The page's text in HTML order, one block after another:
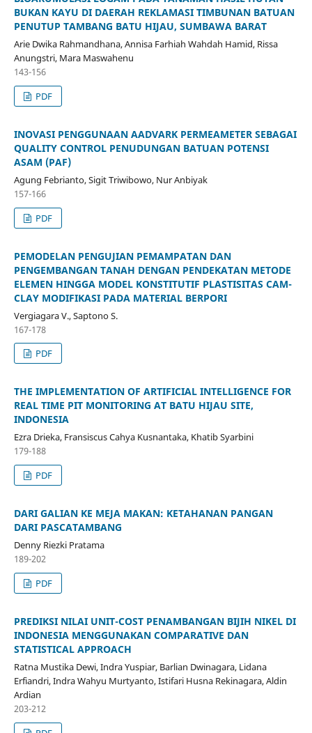
BUKAN KAYU DI DAERAH REKLAMASI TIMBUNAN BATUAN
PENUTUP TAMBANG BATU HIJAU, SUMBAWA BARAT
Arie Dwika Rahmandhana, Annisa Farhiah Wahdah Hamid, Rissa
Anungstri, Mara Maswahenu
143-156
PDF
INOVASI PENGGUNAAN AADVARK PERMEAMETER SEBAGAI
QUALITY CONTROL PENUDUNGAN BATUAN POTENSI
ASAM (PAF)
Agung Febrianto, Sigit Triwibowo, Nur Anbiyak
157-166
PDF
PEMODELAN PENGUJIAN PEMAMPATAN DAN
PENGEMBANGAN TANAH DENGAN PENDEKATAN METODE
ELEMEN HINGGA MODEL KONSTITUTIF PLASTISITAS CAM-
CLAY MODIFIKASI PADA MATERIAL BERPORI
Vergiagara V., Saptono S.
167-178
PDF
THE IMPLEMENTATION OF ARTIFICIAL INTELLIGENCE FOR
REAL TIME PIT MONITORING AT BATU HIJAU SITE,
INDONESIA
Ezra Drieka, Fransiscus Cahya Kusnantaka, Khatib Syarbini
179-188
PDF
DARI GALIAN KE MEJA MAKAN: KETAHANAN PANGAN
DARI PASCATAMBANG
Denny Riezki Pratama
189-202
PDF
PREDIKSI NILAI UNIT-COST PENAMBANGAN BIJIH NIKEL DI
INDONESIA MENGGUNAKAN COMPARATIVE DAN
STATISTICAL APPROACH
Ratna Mustika Dewi, Indra Yuspiar, Barlian Dwinagara, Lidana
Erfiandri, Indra Wahyu Murtyanto, Istifari Husna Rekinagara, Aldin
Ardian
203-212